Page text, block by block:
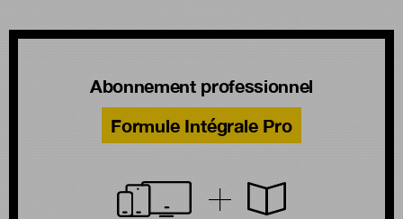
Abonnement professionnel
Formule Intégrale Pro